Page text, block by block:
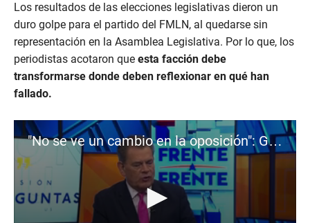
5
m
i
n
u
t
e
s
,
5
s
e
o
s
Los resultados de las elecciones legislativas dieron un
duro golpe para el partido del FMLN, al quedarse sin
representación en la Asamblea Legislativa. Por lo que, los
periodistas acotaron que esta facción debe
transformarse donde deben reflexionar en qué han
fallado.
"No se ve un cambio en la oposición": Gabriel Trillos